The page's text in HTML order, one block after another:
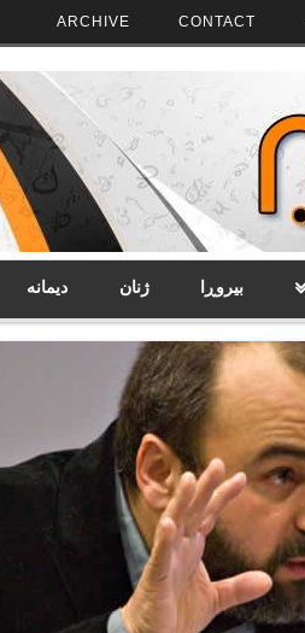
CONTACT
ARCHIVE
بیروڕا ژنان دیمانە